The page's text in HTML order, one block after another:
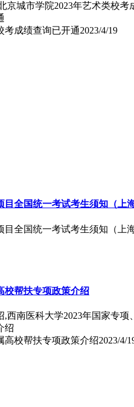
京城市学院2023年艺术类校考
考成绩查询已开通2023/4/19
全国统一考试考生须知（上
全国统一考试考生须知（
校帮扶专项政策介绍
西南医科大学2023年国家专
高校帮扶专项政策介绍2023/4/